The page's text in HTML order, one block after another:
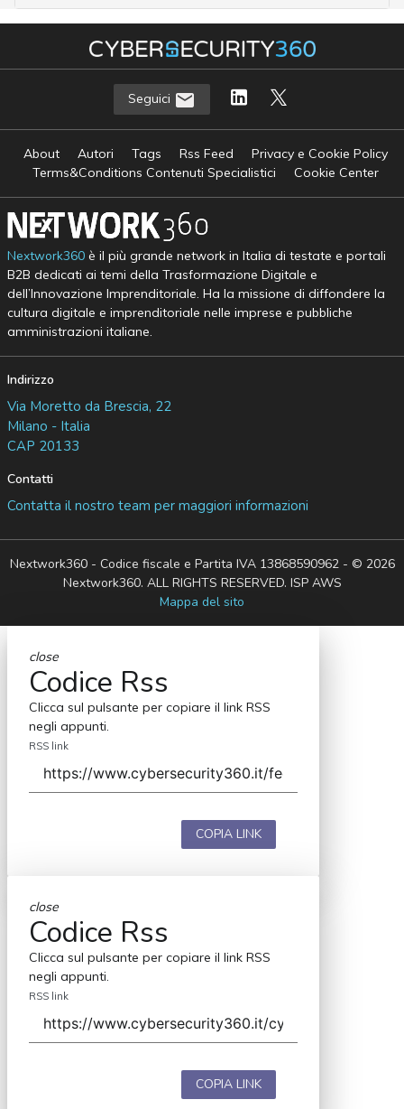
Seguici
About Autori Tags Rss Feed
Privacy e Cookie Policy
Terms&Conditions Contenuti Specialistici
Cookie Center
Nextwork360è il più grande network in Italia di testate e portali
B2B dedicati ai temi della Trasformazione Digitale e
dell’Innovazione Imprenditoriale. Ha la missione di diffondere la
cultura digitale e imprenditoriale nelle imprese e pubbliche
amministrazioni italiane.
Indirizzo
Via Moretto da Brescia, 22
Milano - Italia
CAP 20133
Contatti
Contatta il nostro team per maggiori informazioni
Nextwork360 - Codice fiscale e Partita IVA 13868590962 - © 2026
Nextwork360. ALL RIGHTS RESERVED. ISP AWS
Mappa del sito
close
Codice Rss
Clicca sul pulsante per copiare il link RSS
negli appunti.
RSS link
COPIA LINK
close
Codice Rss
Clicca sul pulsante per copiare il link RSS
negli appunti.
RSS link
COPIA LINK